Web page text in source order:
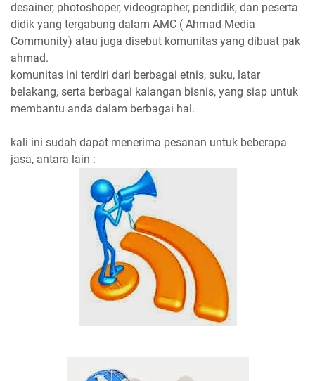
desainer, photoshoper, videographer, pendidik, dan peserta
didik yang tergabung dalam AMC ( Ahmad Media
Community) atau juga disebut komunitas yang dibuat pak
ahmad.
komunitas ini terdiri dari berbagai etnis, suku, latar
belakang, serta berbagai kalangan bisnis, yang siap untuk
membantu anda dalam berbagai hal.
kali ini sudah dapat menerima pesanan untuk beberapa
jasa, antara lain :